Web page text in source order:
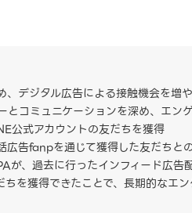
、デジタル広告による接触機会を増
とコミュニケーションを深め、エン
公式アカウントの友だちを獲得
広告fanpを通じて獲得した友だちと
が、過去に行ったインフィード広告
を獲得できたことで、長期的なエ